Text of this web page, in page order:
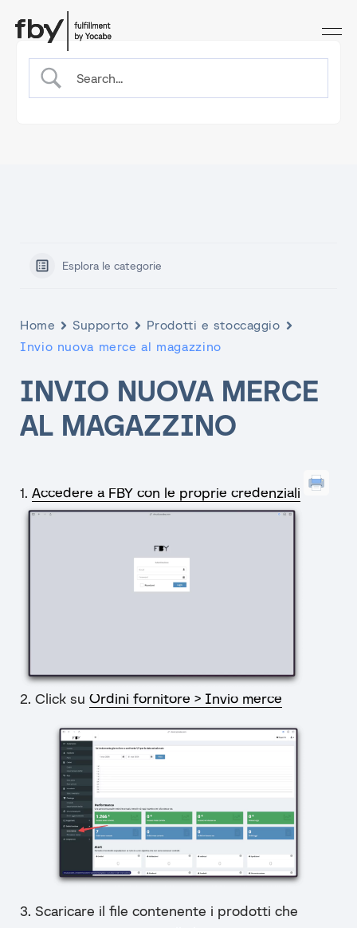
Esplora le categorie
Home Supporto
Prodotti e stoccaggio
Invio nuova merce al magazzino
INVIO NUOVA MERCE
AL MAGAZZINO
1. Accedere a FBY con le proprie credenziali
2. Click su Ordini fornitore > Invio merce
3. Scaricare il file contenente i prodotti che